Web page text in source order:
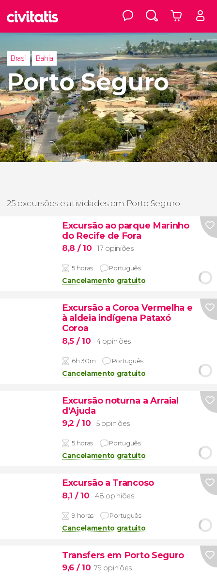
Brasil Bahia
Porto Seguro
25 excursões e atividades em Porto Seguro
Excursão ao parque Marinho
do Recife de Fora
8,8 / 10 17 opiniões
5 horas Português
Cancelamento gratuito
Excursão a Coroa Vermelha e
à aldeia indígena Pataxó
Coroa
8,5 / 10 4 opiniões
6h 30m Português
Cancelamento gratuito
Excursão noturna a Arraial
d'Ajuda
9,2 / 10 5 opiniões
5 horas Português
Cancelamento gratuito
Excursão a Trancoso
8,1 / 10 48 opiniões
9 horas Português
Cancelamento gratuito
Transfers em Porto Seguro
9,6 / 10 79 opiniões